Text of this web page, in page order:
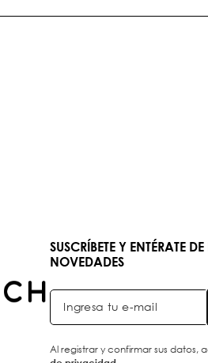
SUSCRÍBETE Y ENTÉRATE
NOVEDADES
Al registrar y confirmar sus datos,